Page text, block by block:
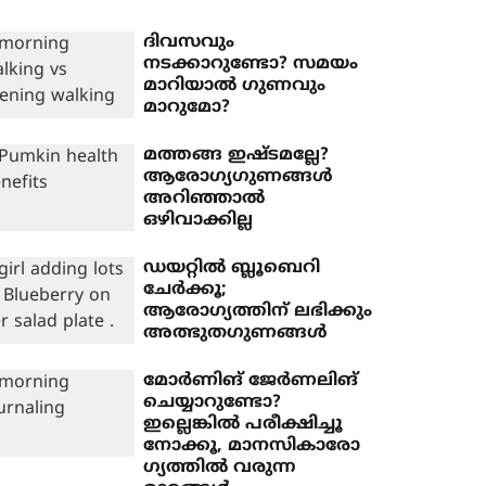
ദിവസവും
നടക്കാറുണ്ടോ? സമയം
മാറിയാൽ ഗുണവും
മാറുമോ?
മത്തങ്ങ ഇഷ്ടമല്ലേ?
ആരോ​ഗ്യ​ഗുണങ്ങൾ
അറിഞ്ഞാൽ
ഒഴിവാക്കില്ല
ഡയറ്റിൽ ബ്ലൂബെറി
ചേർക്കൂ;
ആരോഗ്യത്തിന് ലഭിക്കും
അത്ഭുതഗുണങ്ങൾ
മോർണിങ് ജേർണലിങ്
ചെയ്യാറുണ്ടോ?
ഇല്ലെങ്കിൽ പരീക്ഷിച്ചൂ
നോക്കൂ, മാനസികാരോ​
ഗ്യത്തിൽ വരുന്ന